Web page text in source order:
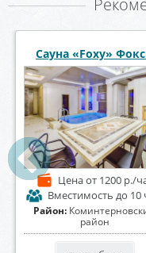
Сауна «Диана»
Ценаот 1500 р./
Вместимостьдо 6
Район:Центральный